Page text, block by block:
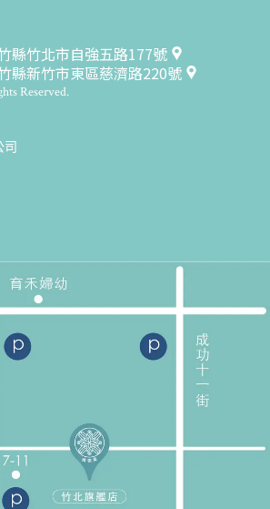
縣竹北市自強五路177號
縣新竹市東區慈濟路220號
Reserved.
司